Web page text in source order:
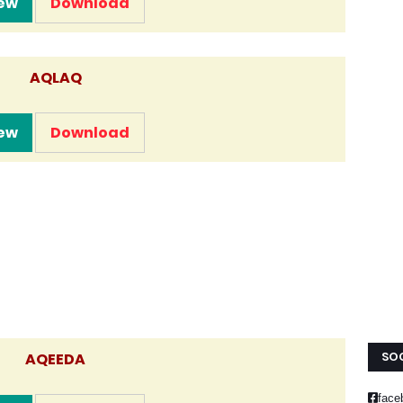
AQLAQ
Download
AQEEDA